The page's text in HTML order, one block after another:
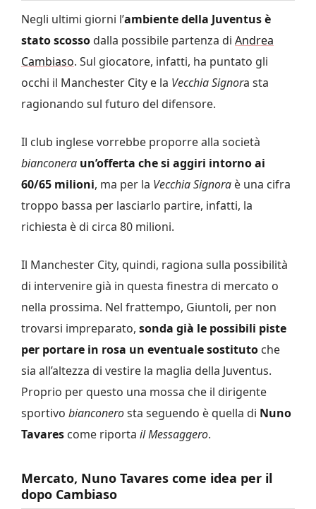
Negli ultimi giorni l’ambiente della Juventus è
stato scosso dalla possibile partenza di Andrea
Cambiaso. Sul giocatore, infatti, ha puntato gli
occhi il Manchester City e la Vecchia Signora sta
ragionando sul futuro del difensore.
Il club inglese vorrebbe proporre alla società
bianconera un’offerta che si aggiri intorno ai
60/65 milioni, ma per la Vecchia Signora è una cifra
troppo bassa per lasciarlo partire, infatti, la
richiesta è di circa 80 milioni.
Il Manchester City, quindi, ragiona sulla possibilità
di intervenire già in questa finestra di mercato o
nella prossima. Nel frattempo, Giuntoli, per non
trovarsi impreparato, sonda già le possibili piste
per portare in rosa un eventuale sostituto che
sia all’altezza di vestire la maglia della Juventus.
Proprio per questo una mossa che il dirigente
sportivo bianconerosta seguendo è quella di Nuno
Tavares come riporta il Messaggero.
Mercato, Nuno Tavares come idea per il
dopo Cambiaso